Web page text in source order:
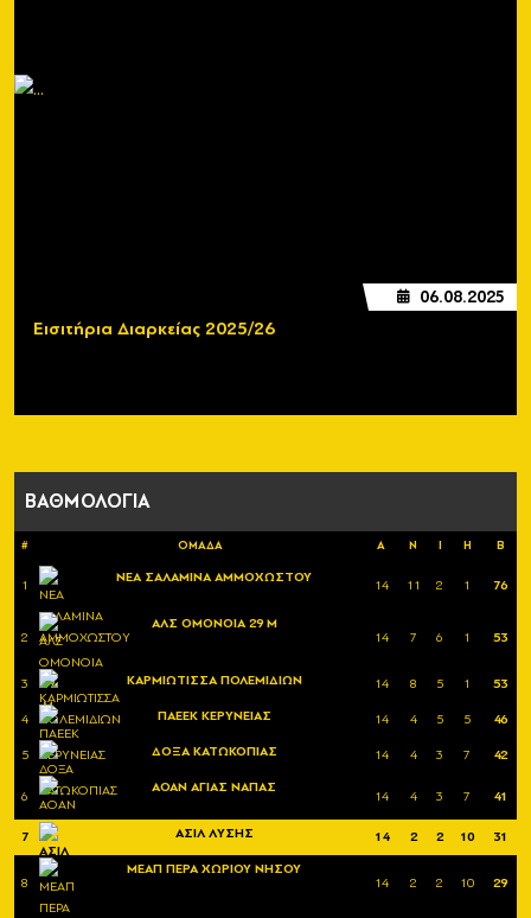
06.08.2025
Εισιτήρια Διαρκείας 2025/26
ΒΑΘΜΟΛΟΓΙΑ
# ΟΜΑΔΑ Α Ν Ι Η Β
1
ΝΕΑ ΣΑΛΑΜΙΝΑ ΑΜΜΟΧΩΣΤΟΥ
14 11 2 1 76
2
ΑΛΣ ΟΜΟΝΟΙΑ 29 Μ
14
7 6 1 53
3 ΚΑΡΜΙΩΤΙΣΣΑ ΠΟΛΕΜΙΔΙΩΝ 14 8 5 1 53
4 ΠΑΕΕΚ ΚΕΡΥΝΕΙΑΣ 14 4 5 5 46
5 ΔΟΞΑ ΚΑΤΩΚΟΠΙΑΣ 14 4 3 7 42
6
ΑΟΑΝ ΑΓΙΑΣ ΝΑΠΑΣ
14 4 3 7 41
7 ΑΣΙΛ ΛΥΣΗΣ 14 2 2 10 31
8
ΜΕΑΠ ΠΕΡΑ ΧΩΡΙΟΥ ΝΗΣΟΥ
14
2 2 10 29